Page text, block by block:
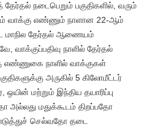
தேர்தல் நடைபெறும் பகுதிகளில், வரும்
வாக்கு எண்ணும் நாளான 22-ஆம்
மாநில தேர்தல் ஆணையம்
வாக்குப்பதிவு நாளில் தேர்தல்
எண்ணுகை நாளில் வாக்குகள்
அருகில் 5 கிலோமீட்டர்
ஒயின் மற்றும் இந்திய தயாரிப்பு
மதுக்கூடம் திறப்பதோ
செல்வதோ தடை